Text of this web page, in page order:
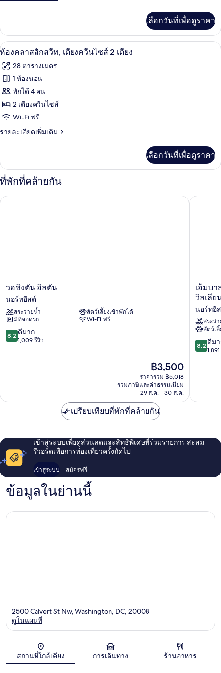
เตียง
คิง
ไซส์
1
เตียง
เกี่ยว
กับ
ห้อง
ลัก
ซ์,
คิง
ไซส์
เตียง
เลือกวันที่เพื่อดูราคา
เปิด
ภาพถ่าย
ทั้งหมด
ของ
ห้อง
คลาส
สิ
สวีท,
เตียง
ไซส์
ทีวีจอแบน 49 นิ้ว พร้อมช่องเคเบิล, ทีวี
16
ห้องคลาสสิกสวีท, เตียงควีนไซส์ 2 เตียง
28 ตารางเมตร
1 ห้องนอน
พักได้ 4 คน
2 เตียงควีนไซส์
Wi-Fi ฟรี
รายละเอียดเพิ่มเติม
ราย
เกี่ยว
กับ
ห้อง
สิ
เลือกวันที่เพื่อดูราคา
ที่พักที่คล้ายกัน
วอชิงตัน
ตัน
นอร์
ทอีสต์
วอชิงตัน ฮิลตัน
นอร์ทอีสต์
สระว่ายน้ำ
สัตว์เลี้ยงเข้าพักได้
มีที่จอดรถ
Wi-Fi ฟรี
8.2
จาก
8.2 ดีมาก
1,009 รีวิว
ราคา
ปัจจุบัน
คือ
฿3,500
฿3,500
ราคารวม ฿5,018
รวมภาษีและค่าธรรมเนียม
29 ส.ค. - 30 ส.ค.
วอชิงตัน ฮิลตัน
เอ็ม
บาส
สวี
ทส์
บาย
ฮิล
ตัน
วิล
เอ็มบ
วิลเลีย
นอร์ทอี
สระว่
สัตว์เ
8.2
จาก
8.2 ดีม
เอ็มบาส
เปรียบเทียบที่พักที่คล้ายกัน
เข้าสู่ระบบเพื่อดูส่วนลดและสิทธิพิเศษที่ร่วมรายการ สะสม
รีวอร์ดเพื่อการท่องเที่ยวครั้งถัดไป
เข้าสู่ระบบ สมัครฟรี
ข้อมูลในย่านนี้
แผนที่
2500 Calvert St Nw, Washington, DC, 20008
ดูในแผนที่
สถานที่ใกล้เคียง การเดินทาง ร้านอาหาร